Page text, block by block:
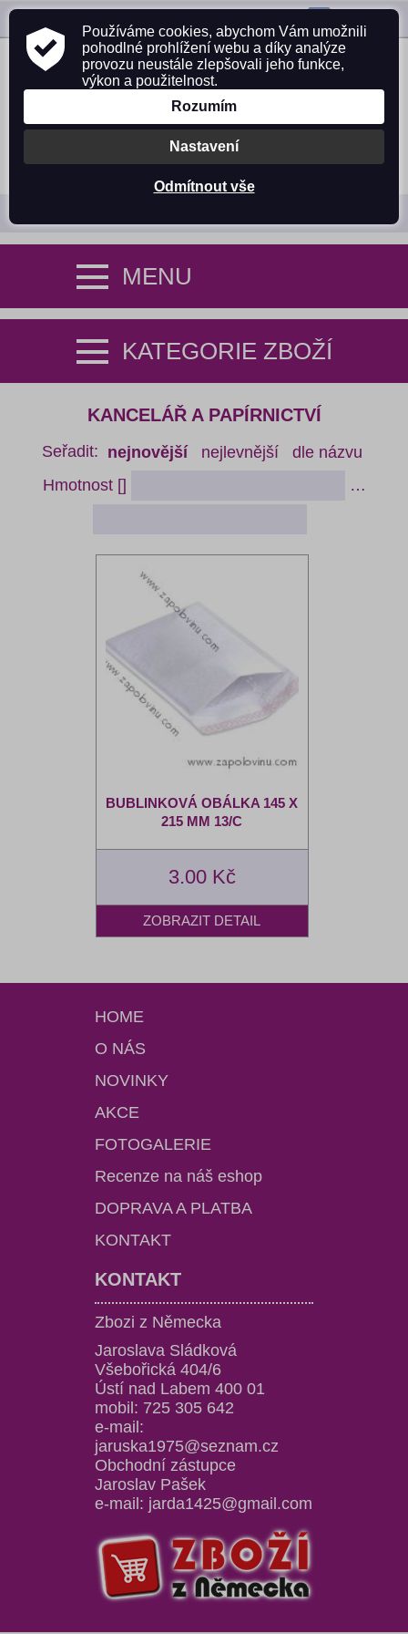
MENU
KANCELÁŘ A PAPÍRNICTVÍ
Seřadit: nejnovější nejlevnější
dle názvu
Hmotnost []
…
KATEGORIE ZBOŽÍ
BUBLINKOVÁ OBÁLKA 145 X
215 MM 13/C
3.00 Kč
HOME
O NÁS
NOVINKY
AKCE
FOTOGALERIE
Recenze na náš eshop
DOPRAVA A PLATBA
KONTAKT
KONTAKT
Zbozi z Německa
Jaroslava Sládková
Všebořická 404/6
Ústí nad Labem 400 01
mobil: 725 305 642
e-mail:
jaruska1975@seznam.cz
Obchodní zástupce
Jaroslav Pašek
e-mail: jarda1425@gmail.com
Používáme cookies, abychom Vám umožnili
pohodlné prohlížení webu a díky analýze
provozu neustále zlepšovali jeho funkce,
výkon a použitelnost.
Rozumím
Nastavení
Odmítnout vše